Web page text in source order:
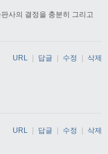
사의 결정을 충분히 그리고
URL 답글 수정 삭제
URL | 답글 | 수정 | 삭제